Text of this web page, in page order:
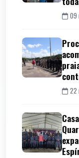
09
22